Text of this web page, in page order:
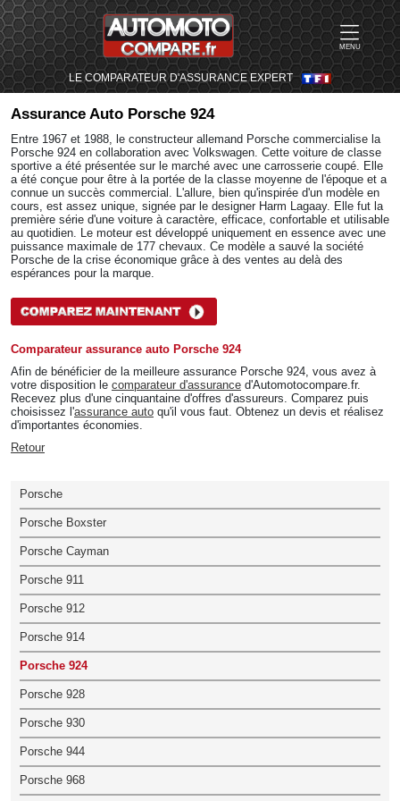
MENU
LE COMPARATEUR D'ASSURANCE EXPERT
Assurance Auto Porsche 924
Entre 1967 et 1988, le constructeur allemand Porsche commercialise la
Porsche 924 en collaboration avec Volkswagen. Cette voiture de classe
sportive a été présentée sur le marché avec une carrosserie coupé. Elle
a été conçue pour être à la portée de la classe moyenne de l'époque et a
connue un succès commercial. L'allure, bien qu'inspirée d'un modèle en
cours, est assez unique, signée par le designer Harm Lagaay. Elle fut la
première série d'une voiture à caractère, efficace, confortable et utilisable
au quotidien. Le moteur est développé uniquement en essence avec une
puissance maximale de 177 chevaux. Ce modèle a sauvé la société
Porsche de la crise économique grâce à des ventes au delà des
espérances pour la marque.
Comparateur assurance auto Porsche 924
Afin de bénéficier de la meilleure assurance Porsche 924, vous avez à
votre disposition le comparateur d'assurance d'Automotocompare.fr.
Recevez plus d'une cinquantaine d'offres d'assureurs. Comparez puis
choisissez l'assurance auto qu'il vous faut. Obtenez un devis et réalisez
d'importantes économies.
Retour
Porsche
Porsche Boxster
Porsche Cayman
Porsche 911
Porsche 912
Porsche 914
Porsche 924
Porsche 928
Porsche 930
Porsche 944
Porsche 968